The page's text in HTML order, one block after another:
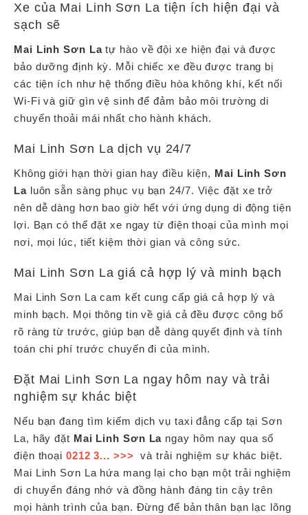
Xe của Mai Linh Sơn La tiện ích hiện đại và
sạch sẽ
Mai Linh Sơn Latự hào về đội xe hiện đại và được
bảo dưỡng định kỳ. Mỗi chiếc xe đều được trang bị
các tiện ích như hệ thống điều hòa không khí, kết nối
Wi-Fi và giữ gìn vệ sinh để đảm bảo môi trường di
chuyển thoải mái nhất cho hành khách.
Mai Linh Sơn La dịch vụ 24/7
Không giới hạn thời gian hay điều kiện, Mai Linh Sơn
Laluôn sẵn sàng phục vụ bạn 24/7. Việc đặt xe trở
nên dễ dàng hơn bao giờ hết với ứng dụng di động tiện
lợi. Bạn có thể đặt xe ngay từ điện thoại của mình mọi
nơi, mọi lúc, tiết kiệm thời gian và công sức.
Mai Linh Sơn La giá cả hợp lý và minh bạch
Mai Linh Sơn La cam kết cung cấp giá cả hợp lý và
minh bạch. Mọi thông tin về giá cả đều được công bố
rõ ràng từ trước, giúp bạn dễ dàng quyết định và tính
toán chi phí trước chuyến đi của mình.
Đặt Mai Linh Sơn La ngay hôm nay và trải
nghiệm sự khác biệt
Nếu bạn đang tìm kiếm dịch vụ taxi đẳng cấp tại Sơn
La, hãy đặt Mai Linh Sơn La ngay hôm nay qua số
điện thoại 0212 3... >>> và trải nghiệm sự khác biệt.
Mai Linh Sơn La hứa mang lại cho bạn một trải nghiệm
di chuyển đáng nhớ và đồng hành đáng tin cậy trên
mọi hành trình của bạn. Đừng để bản thân bạn lạc lõng